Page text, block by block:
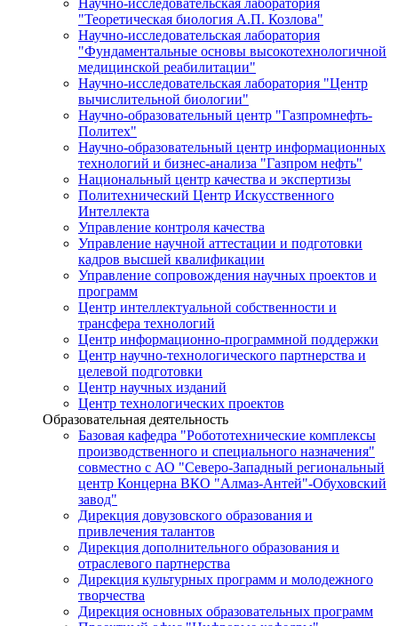
"Теоретическая биология А.П. Козлова"
Научно-исследовательская лаборатория
"Фундаментальные основы высокотехнологичной
медицинской реабилитации"
Научно-исследовательская лаборатория "Центр
вычислительной биологии"
Научно-образовательный центр "Газпромнефть-
Политех"
Научно-образовательный центр информационных
технологий и бизнес-анализа "Газпром нефть"
Национальный центр качества и экспертизы
Политехнический Центр Искусственного
Интеллекта
Управление контроля качества
Управление научной аттестации и подготовки
кадров высшей квалификации
Управление сопровождения научных проектов и
программ
Центр интеллектуальной собственности и
трансфера технологий
Центр информационно-программной поддержки
Центр научно-технологического партнерства и
целевой подготовки
Центр научных изданий
Центр технологических проектов
Образовательная деятельность
Базовая кафедра "Робототехнические комплексы
производственного и специального назначения"
совместно с АО "Северо-Западный региональный
центр Концерна ВКО "Алмаз-Антей"-Обуховский
завод"
Дирекция довузовского образования и
привлечения талантов
Дирекция дополнительного образования и
отраслевого партнерства
Дирекция культурных программ и молодежного
творчества
Дирекция основных образовательных программ